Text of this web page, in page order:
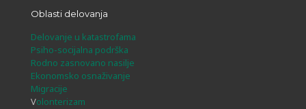
Oblasti delovanja
Delovanje u katastrofama
Psiho-socijalna podrška
Rodno zasnovano nasilje
Ekonomsko osnaživanje
Migracije
Volonterizam